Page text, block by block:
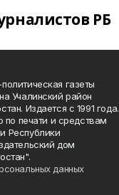
РБ
газеты
Учалинский район
Издается с 1991 года.
по печати и средствам
Республики
дом
данных